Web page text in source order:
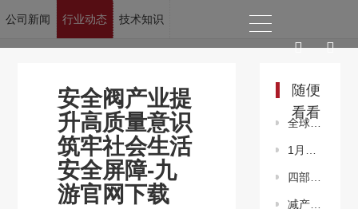
公司新闻 行业动态 技术知识
安全阀产业提
升高质量意识
筑牢社会生活
安全屏障-九
游官网下载
随便
看看
全球烯烃行业将会面临周期性衰退
1月份石化行业景气指数快速回暖
四部门发文加快推进农村规模化供水工程建设
减产伴随成本负反馈 节后钢市反弹中磨底